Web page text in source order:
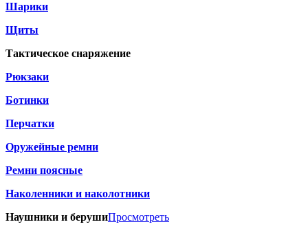
Шарики
Щиты
Тактическое снаряжение
Рюкзаки
Ботинки
Перчатки
Оружейные ремни
Ремни поясные
Наколенники и наколотники
Наушники и берушиПросмотреть